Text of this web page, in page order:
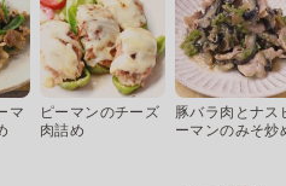
マ
ピーマンのチーズ
肉詰め
豚バラ肉とナス
ーマンのみそ炒